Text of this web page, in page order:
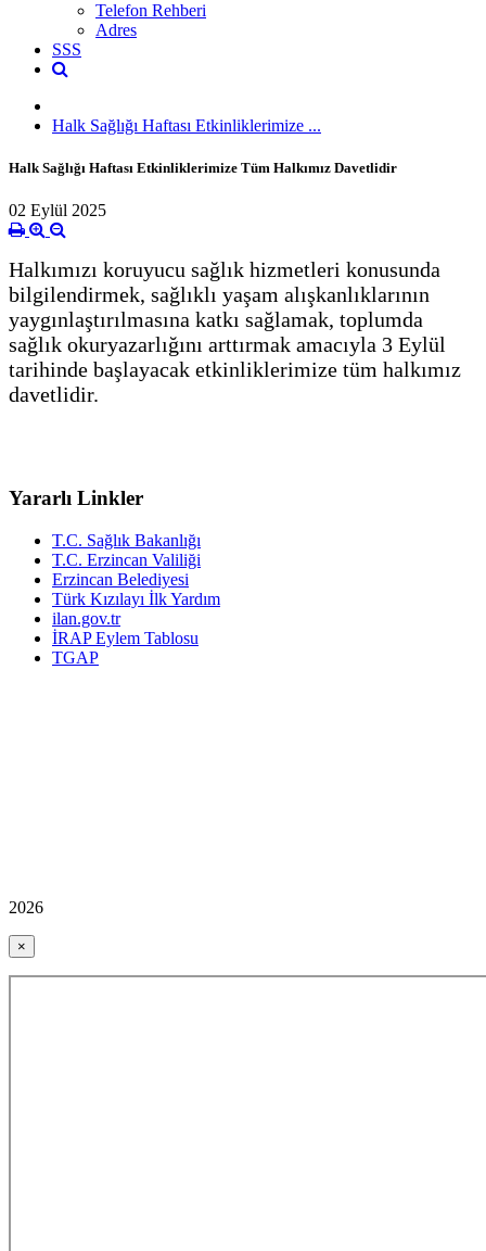
Telefon Rehberi
Adres
SSS
Halk Sağlığı Haftası Etkinliklerimize ...
Halk Sağlığı Haftası Etkinliklerimize Tüm Halkımız Davetlidir
02 Eylül 2025
Halkımızı koruyucu sağlık hizmetleri konusunda
bilgilendirmek, sağlıklı yaşam alışkanlıklarının
yaygınlaştırılmasına katkı sağlamak, toplumda
sağlık okuryazarlığını arttırmak amacıyla 3 Eylül
tarihinde başlayacak etkinliklerimize tüm halkımız
davetlidir.
Yararlı Linkler
T.C. Sağlık Bakanlığı
T.C. Erzincan Valiliği
Erzincan Belediyesi
Türk Kızılayı İlk Yardım
ilan.gov.tr
İRAP Eylem Tablosu
TGAP
2026
×